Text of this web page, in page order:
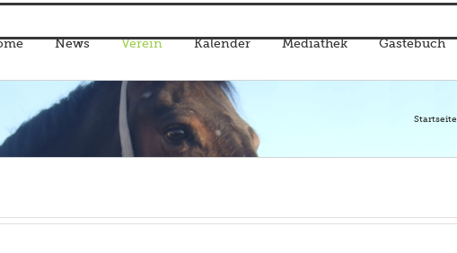
News Verein Kalender Mediathek Gästebuch
Startseite